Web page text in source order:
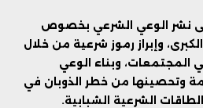
نشر الوعي الشرعي بخصوص
وإبراز رموز شرعية من خلال
المجتمعات، وبناء الوعي
وتحصينها من خطر الذوبان في
الشرعية الشبابية.